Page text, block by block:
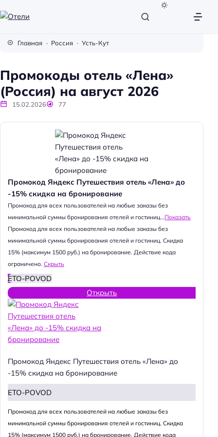
и
Главная Россия Усть-Кут
Промокоды отель «Лена»
(Россия) на август 2026
15.02.2026 77
Промокод Яндекс Путешествия отель «Лена» до
-15% скидка на бронирование
Промокод для всех пользователей на любые заказы без
минимальной суммы бронирования отелей и гостиниц...Показать
Промокод для всех пользователей на любые заказы без
минимальной суммы бронирования отелей и гостиниц. Скидка
15% (максимум 1500 руб.) на бронирование. Действие кода
ограничено. Скрыть
ETO-POVOD
Открыть
Промокод Яндекс Путешествия отель «Лена» до
-15% скидка на бронирование
ETO-POVOD
Промокод для всех пользователей на любые заказы без
минимальной суммы бронирования отелей и гостиниц. Скидка
15% (максимум 1500 руб.) на бронирование. Действие кода